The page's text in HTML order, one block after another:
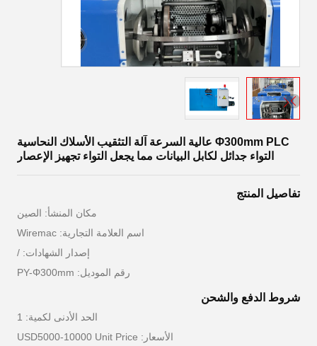
Φ300mm PLC عالية السرعة آلة التثقيب الأسلاك النحاسية
التواء جدائل لكابل البيانات مما يجعل التواء تجهيز الإعصار
تفاصيل المنتج
مكان المنشأ: الصين
اسم العلامة التجارية: Wiremac
إصدار الشهادات: /
رقم الموديل: PY-Φ300mm
شروط الدفع والشحن
الحد الأدنى لكمية: 1
الأسعار: USD5000-10000 Unit Price